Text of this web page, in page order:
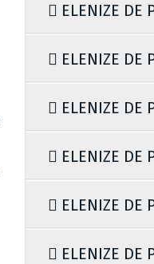
ELENIZE DE
ELENIZE DE
ELENIZE DE
ELENIZE DE
ELENIZE DE
ELENIZE DE